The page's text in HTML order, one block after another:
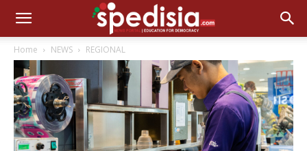
Home NEWS REGIONAL